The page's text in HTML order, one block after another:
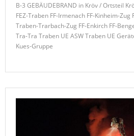
B-3 GEBÄUDEBRAND in Kröv / Ortsteil
FEZ-Traben FF-Irmenach FF-Kinheim-Zug
Traben-Trarbach-Zug FF-Enkirch FF-
Tra-Tra Traben UE ASW Traben UE
Kues-Gruppe